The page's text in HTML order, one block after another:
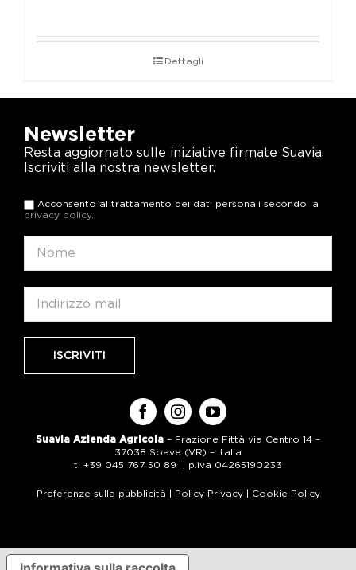
Dettagli
Newsletter
Resta aggiornato sulle iniziative firmate Suavia.
Iscriviti alla nostra newsletter.
Acconsento al trattamento dei dati personali secondo la
privacy policy.
Suavia Azienda Agricola – Frazione Fittà via Centro 14 –
37038 Soave (VR) – Italia
t. +39 045 767 50 89 | p.iva 04265190233
Preferenze sulla pubblicità | Policy Privacy| Cookie Policy